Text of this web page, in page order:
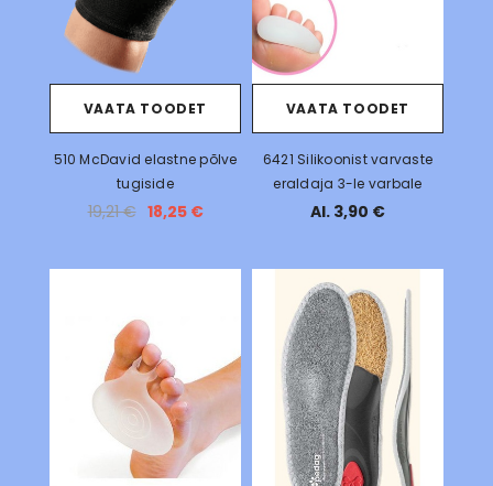
VAATA TOODET
510 McDavid elastne põlve
tugiside
19,21 € 18,25 €
VAATA TOODET
6421 Silikoonist varvaste
eraldaja 3-le varbale
Al. 3,90 €